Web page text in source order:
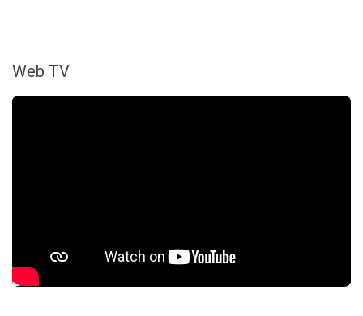
Web TV